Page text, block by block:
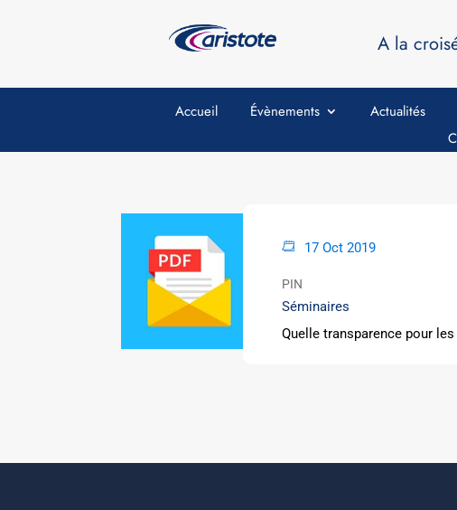
A la
Accueil Évènements Actualités
17 Oct 2019
PIN
Séminaires
Quelle transparence pour